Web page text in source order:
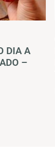
DIA A
–